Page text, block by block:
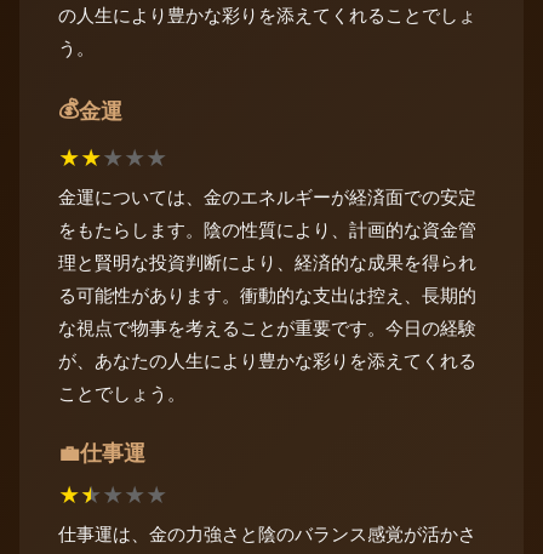
の人生により豊かな彩りを添えてくれることでしょ
う。
💰金運
★★★★★
金運については、金のエネルギーが経済面での安定
をもたらします。陰の性質により、計画的な資金管
理と賢明な投資判断により、経済的な成果を得られ
る可能性があります。衝動的な支出は控え、長期的
な視点で物事を考えることが重要です。今日の経験
が、あなたの人生により豊かな彩りを添えてくれる
ことでしょう。
💼仕事運
★★★★★
仕事運は、金の力強さと陰のバランス感覚が活かさ